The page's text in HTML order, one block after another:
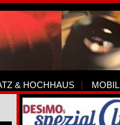
& HOCHHAUS MOBIL